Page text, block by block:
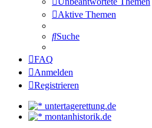
Aktive Themen
Suche
FAQ
Anmelden
Registrieren
untertagerettung.de
montanhistorik.de